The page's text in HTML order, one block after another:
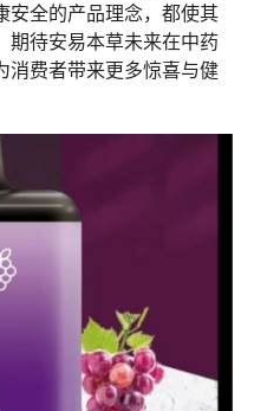
安全的产品理念，都使其
期待安易本草未来在中药
消费者带来更多惊喜与健